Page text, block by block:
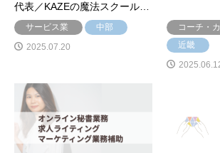
代表／KAZEの魔法スクール…
サービス業
中部
2025.07.20
コーチ・
近畿